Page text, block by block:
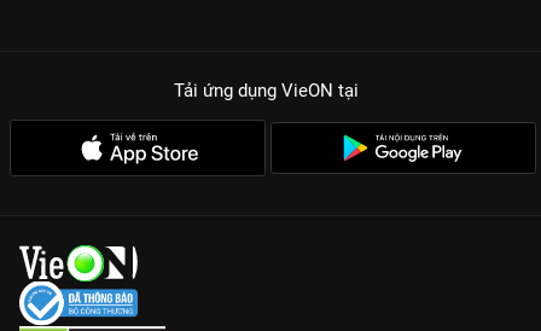
Tải ứng dụng VieON tại